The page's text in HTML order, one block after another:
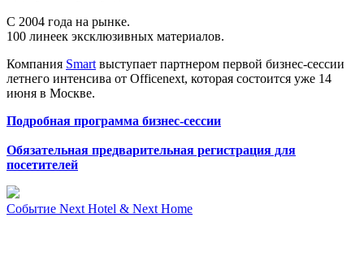
С 2004 года на рынке.
100 линеек эксклюзивных материалов.
Компания Smart выступает партнером первой бизнес-сессии
летнего интенсива от Officenext, которая состоится уже 14
июня в Москве.
Подробная программа бизнес-сессии
Обязательная предварительная регистрация для
посетителей
Событие Next Hotel & Next Home